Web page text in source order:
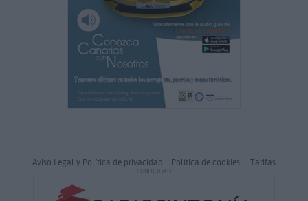
Aviso Legal y Política de privacidad | Política de cookies | Tarifas
PUBLICIDAD